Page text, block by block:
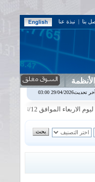
بنا | نبذة عنا
0.00%
|اسفنج1.87
الموافق 2026/8/12